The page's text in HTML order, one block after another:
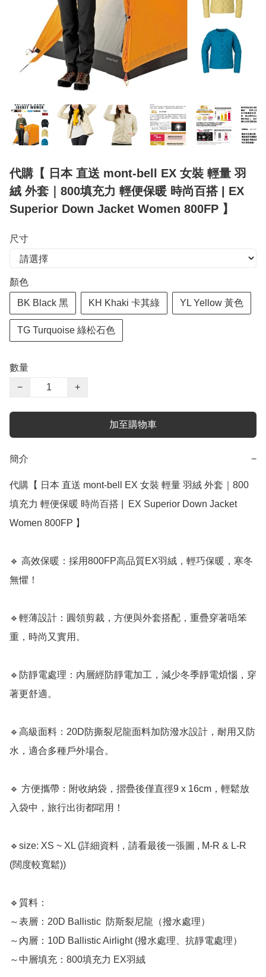
代購【 日本 直送 mont-bell EX 女裝 輕量 羽
絨 外套｜800填充力 輕便保暖 時尚百搭 | EX
Superior Down Jacket Women 800FP 】
尺寸
顏色
BK Black 黑 KH Khaki 卡其綠 YL Yellow 黃色
TG Turquoise 綠松石色
數量
−
+
加至購物車
簡介 −
代購【 日本 直送 mont-bell EX 女裝 輕量 羽絨 外套｜800
填充力 輕便保暖 時尚百搭 |  EX Superior Down Jacket
Women 800FP 】
🔹 高效保暖：採用800FP高品質EX羽絨，輕巧保暖，寒冬
無懼！
🔹輕薄設計：圓領剪裁，方便與外套搭配，重疊穿著唔笨
重，時尚又實用。
🔹防靜電處理：內層經防靜電加工，減少冬季靜電煩惱，穿
著更舒適。
🔹高級面料：20D防撕裂尼龍面料加防潑水設計，耐用又防
水，適合多種戶外場合。
🔹 方便攜帶：附收納袋，摺疊後僅直徑9 x 16cm，輕鬆放
入袋中，旅行出街都啱用！
🔹size: XS ~ XL (詳細資料，請看最後一張圖 , M-R & L-R
(闊度較寬鬆))
🔹質料：
～表層：20D Ballistic  防斯裂尼龍（撥水處理）
～內層：10D Ballistic Airlight (撥水處理、抗靜電處理）
～中層填充：800填充力 EX羽絨